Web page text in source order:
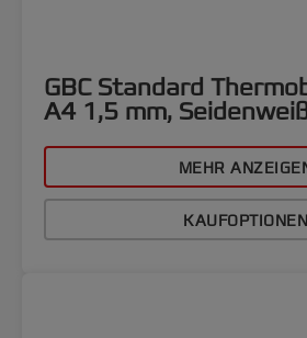
GBC Standard
A4 1,5 mm,
MEHR
KAUFOPTIONEN